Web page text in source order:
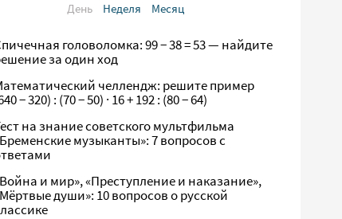
День
Неделя Месяц
головоломка: 99 − 38 = 53 — найдите
за один ход
челлендж: решите пример
− 320) : (70 − 50) · 16 + 192 : (80 − 64)
на знание советского мультфильма
музыканты»: 7 вопросов с
и мир», «Преступление и наказание»,
души»: 10 вопросов о русской